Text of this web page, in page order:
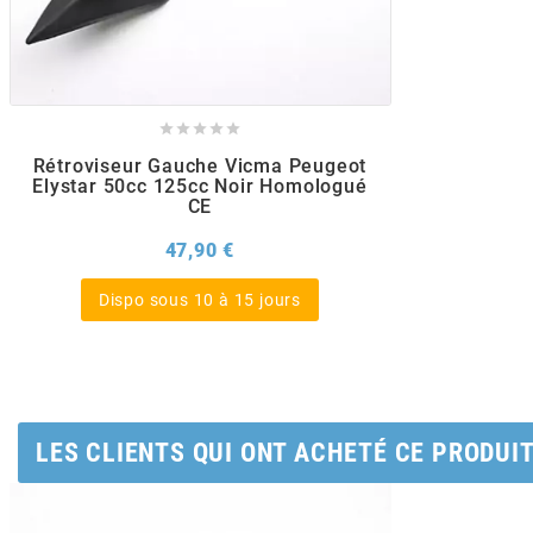
BANDO
BCD
    
Rétroviseur Gauche Vicma Peugeot
Elystar 50cc 125cc Noir Homologué
CE
47,90 €
Dispo sous 10 à 15 jours
LES CLIENTS QUI ONT ACHETÉ CE